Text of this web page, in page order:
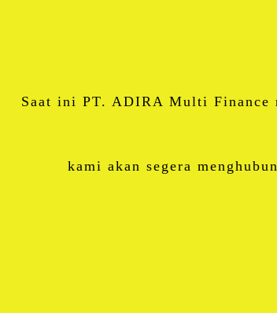
Saat ini PT. ADIRA Multi Finance
kami akan segera